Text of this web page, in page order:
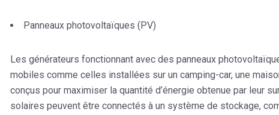
Panneaux photovoltaïques (PV)
Les générateurs fonctionnant avec des panneaux
mobiles comme celles installées sur un camping-car, une
conçus pour maximiser la quantité d’énergie obtenue par leur
solaires peuvent être connectés à un système de stockage,